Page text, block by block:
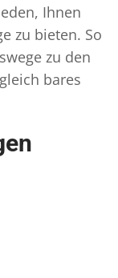
Ihnen
zu bieten. So
zu den
bares